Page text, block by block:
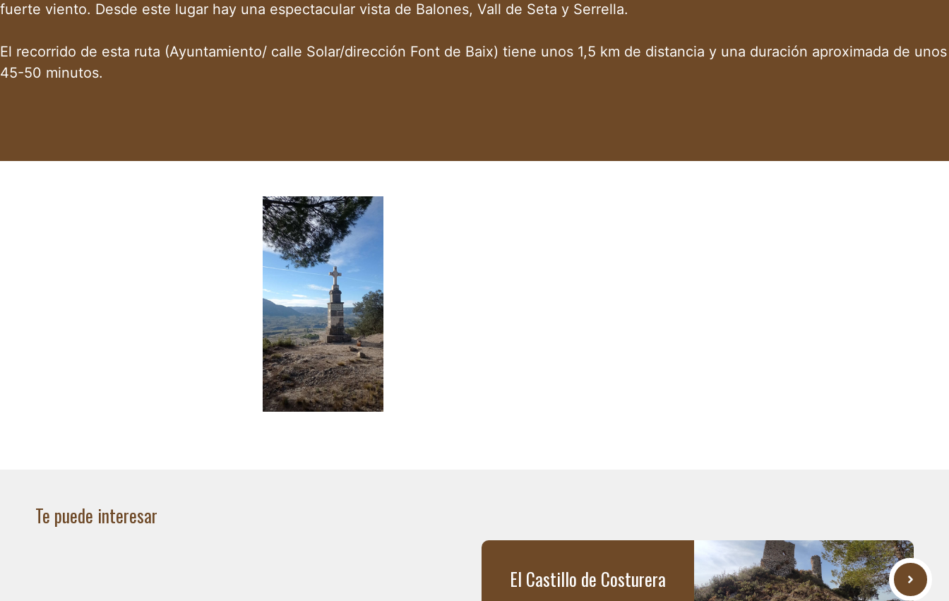
fuerte viento. Desde este lugar hay una espectacular vista de Balones, Vall de Seta y Serrella.
El recorrido de esta ruta (Ayuntamiento/ calle Solar/dirección Font de Baix) tiene unos 1,5 km de distancia y una duración aproximada de unos
45-50 minutos.
Te puede interesar
El Castillo de Costurera